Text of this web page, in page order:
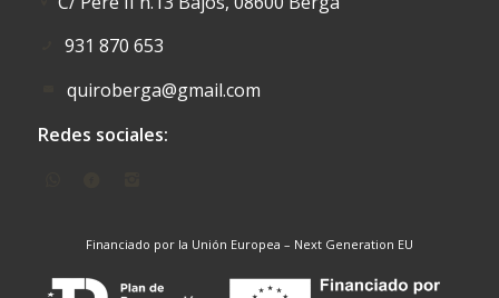
931 870 653
quiroberga@gmail.com
Redes sociales:
Financiado por la Unión Europea – Next Generation EU